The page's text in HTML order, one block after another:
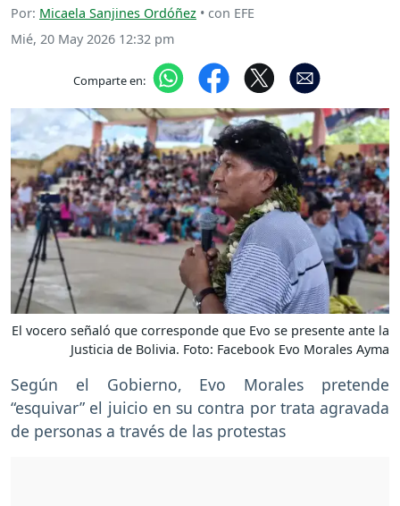
Por: Micaela Sanjines Ordóñez • con EFE
Mié, 20 May 2026 12:32 pm
Comparte en:
El vocero señaló que corresponde que Evo se presente ante la
Justicia de Bolivia. Foto: Facebook Evo Morales Ayma
Según el Gobierno, Evo Morales pretende
“esquivar” el juicio en su contra por trata agravada
de personas a través de las protestas